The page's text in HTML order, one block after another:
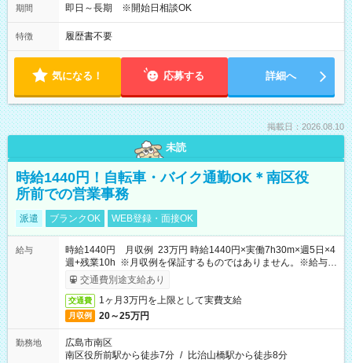
期間 即日～長期 ※開始日相談OK
特徴 履歴書不要
気になる！ 応募する 詳細へ
掲載日：2026.08.10
未読
時給1440円！自転車・バイク通勤OK＊南区役
所前での営業事務
派遣 ブランクOK WEB登録・面接OK
給与
時給1440円 月収例 23万円 時給1440円×実働7h30m×週5日×4
週+残業10h ※月収例を保証するものではありません。※給与即
受取りサービス利用可（利用条件有）
交通費別途支給あり
交通費 1ヶ月3万円を上限として実費支給
月収例 20～25万円
勤務地
広島市南区
南区役所前駅から徒歩7分 / 比治山橋駅から徒歩8分